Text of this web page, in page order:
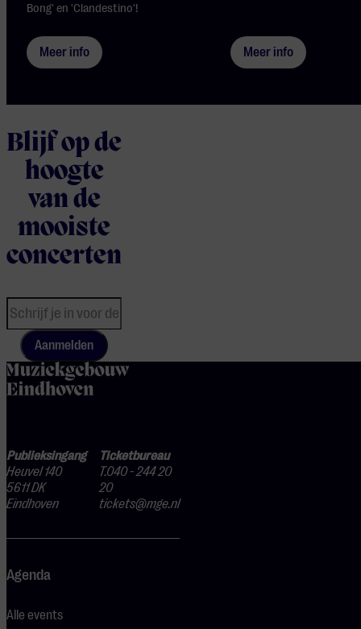
Bong' en 'Clandestino'!
Meer info Meer info
Blijf op de
hoogte
van de
mooiste
concerten
Aanmelden
Publieksingang
Heuvel 140
5611 DK
Eindhoven
Ticketbureau
T.040 - 244 20
20
tickets@mge.nl
Agenda
Alle events